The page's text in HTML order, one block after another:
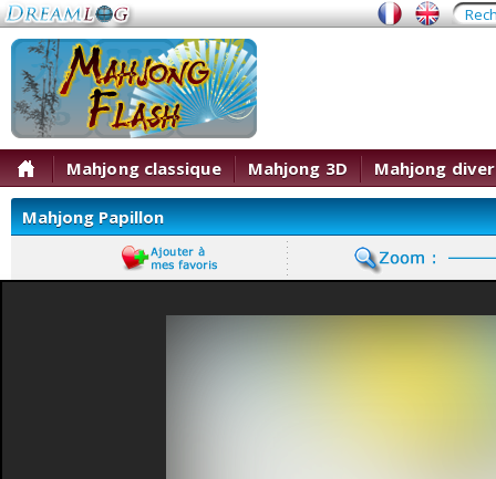
Mahjong classique Mahjong 3D Mahjong
Mahjong Papillon